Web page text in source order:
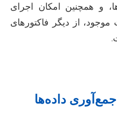
و همچنین امکان اجرای
موجود، از دیگر فاکتورهای
داده‌ها